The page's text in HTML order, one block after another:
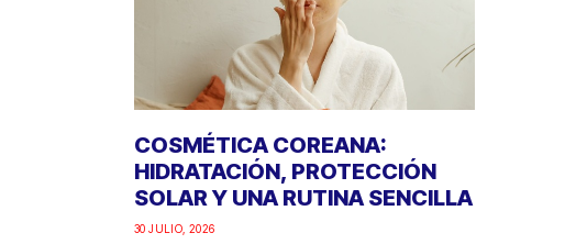
COSMÉTICA COREANA:
HIDRATACIÓN, PROTECCIÓN
SOLAR Y UNA RUTINA SENCILLA
30 JULIO, 2026